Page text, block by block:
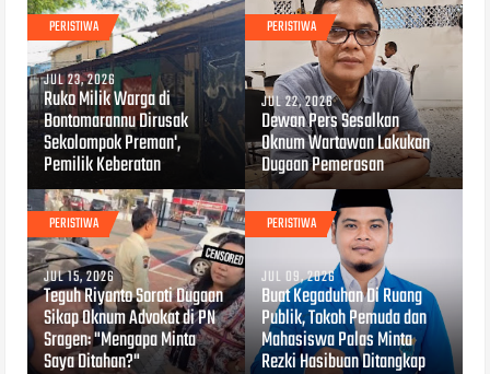
PERISTIWA
JUL 23, 2026
Ruko Milik Warga di
Bontomarannu Dirusak
Sekolompok Preman',
Pemilik Keberatan
PERISTIWA
JUL 22, 2026
Dewan Pers Sesalkan
Oknum Wartawan Lakukan
Dugaan Pemerasan
PERISTIWA
JUL 15, 2026
Teguh Riyanto Soroti Dugaan
Sikap Oknum Advokat di PN
Sragen: "Mengapa Minta
Saya Ditahan?"
PERISTIWA
JUL 09, 2026
Buat Kegaduhan Di Ruang
Publik, Tokoh Pemuda dan
Mahasiswa Palas Minta
Rezki Hasibuan Ditangkap